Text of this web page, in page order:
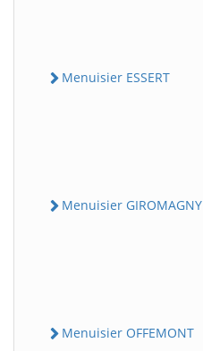
Menuisier ESSERT
Menuisier GIROMAGNY
Menuisier OFFEMONT